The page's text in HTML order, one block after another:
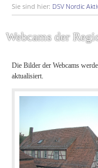
Sie sind hier: DSV Nordic
Webcams der
Die Bilder der Webcams
aktualisiert.